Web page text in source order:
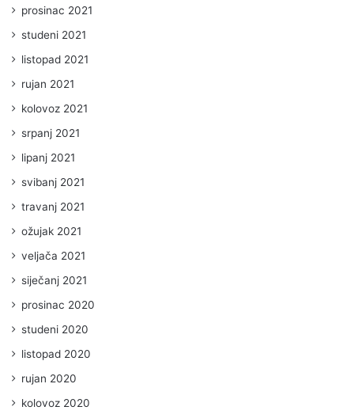
prosinac 2021
studeni 2021
listopad 2021
rujan 2021
kolovoz 2021
srpanj 2021
lipanj 2021
svibanj 2021
travanj 2021
ožujak 2021
veljača 2021
siječanj 2021
prosinac 2020
studeni 2020
listopad 2020
rujan 2020
kolovoz 2020